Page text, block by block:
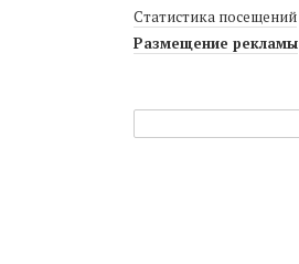
Статистика посещений
Размещение рекламы